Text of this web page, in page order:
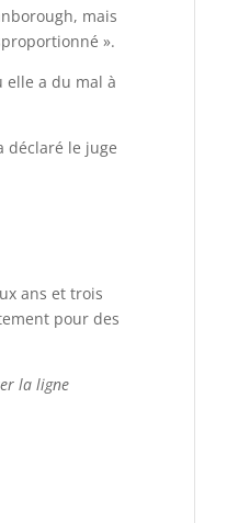
mais
».
elle a du mal à
déclaré le juge
ans et trois
pour des
la ligne